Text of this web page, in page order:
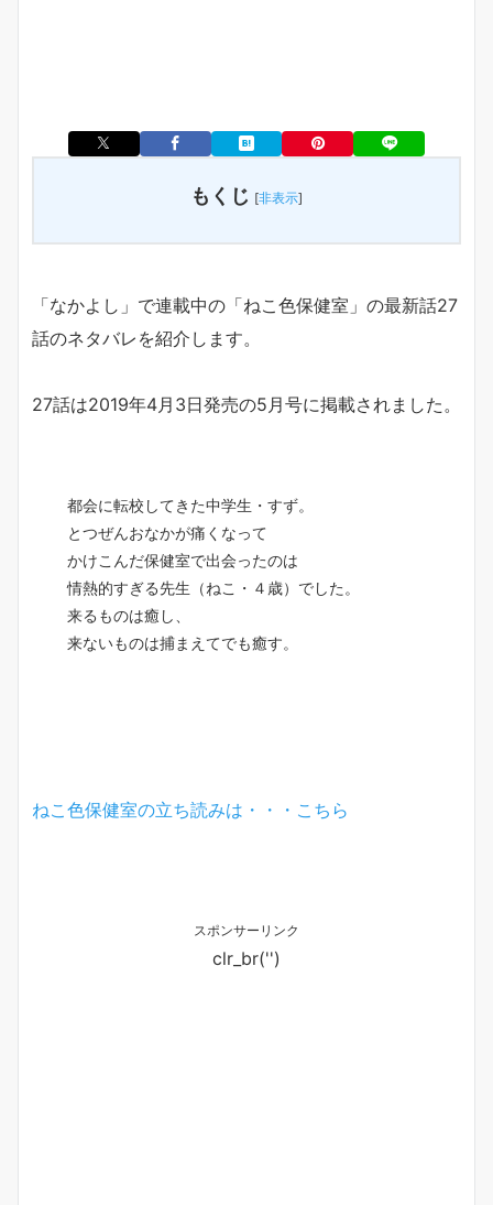
もくじ [非表示]
「なかよし」で連載中の「ねこ色保健室」の最新話27
話のネタバレを紹介します。
27話は2019年4月3日発売の5月号に掲載されました。
都会に転校してきた中学生・すず。
とつぜんおなかが痛くなって
かけこんだ保健室で出会ったのは
情熱的すぎる先生（ねこ・４歳）でした。
来るものは癒し、
来ないものは捕まえてでも癒す。
ねこ色保健室の立ち読みは・・・こちら
スポンサーリンク
clr_br('')